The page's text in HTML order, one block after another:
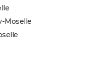
Moselle